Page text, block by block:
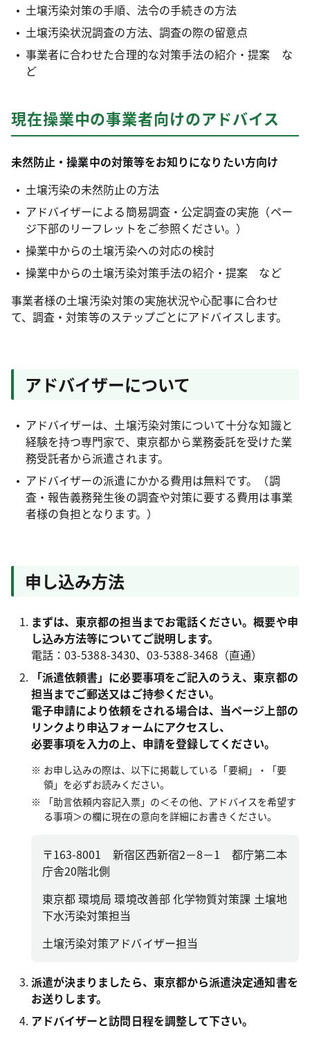
土壌汚染対策の手順、法令の手続きの方法
土壌汚染状況調査の方法、調査の際の留意点
事業者に合わせた合理的な対策手法の紹介・提案 な
ど
現在操業中の事業者向けのアドバイス
未然防止・操業中の対策等をお知りになりたい方向け
土壌汚染の未然防止の方法
アドバイザーによる簡易調査・公定調査の実施（ペー
ジ下部のリーフレットをご参照ください。）
操業中からの土壌汚染への対応の検討
操業中からの土壌汚染対策手法の紹介・提案 など
事業者様の土壌汚染対策の実施状況や心配事に合わせ
て、調査・対策等のステップごとにアドバイスします。
アドバイザーについて
アドバイザーは、土壌汚染対策について十分な知識と
経験を持つ専門家で、東京都から業務委託を受けた業
務受託者から派遣されます。
アドバイザーの派遣にかかる費用は無料です。（調
査・報告義務発生後の調査や対策に要する費用は事業
者様の負担となります。）
申し込み方法
まずは、東京都の担当までお電話ください。概要や申
し込み方法等についてご説明します。
電話：03-5388-3430、03-5388-3468（直通）
「派遣依頼書」に必要事項をご記入のうえ、東京都の
担当までご郵送又はご持参ください。
電子申請により依頼をされる場合は、当ページ上部の
リンクより申込フォームにアクセスし、
必要事項を入力の上、申請を登録してください。
お申し込みの際は、以下に掲載している「要綱」・「要
領」を必ずお読みください。
「助言依頼内容記入票」の＜その他、アドバイスを希望す
る事項＞の欄に現在の意向を詳細にお書きください。
〒163-8001 新宿区西新宿2－8－1 都庁第二本
庁舎20階北側
東京都 環境局 環境改善部 化学物質対策課 土壌地
下水汚染対策担当
土壌汚染対策アドバイザー担当
派遣が決まりましたら、東京都から派遣決定通知書を
お送りします。
アドバイザーと訪問日程を調整して下さい。